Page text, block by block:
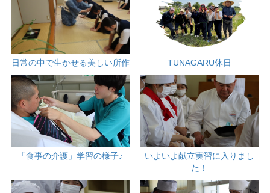
日常の中で生かせる美しい所作 TUNAGARU休日
「食事の介護」学習の様子♪
いよいよ献立実習に入りまし
た！